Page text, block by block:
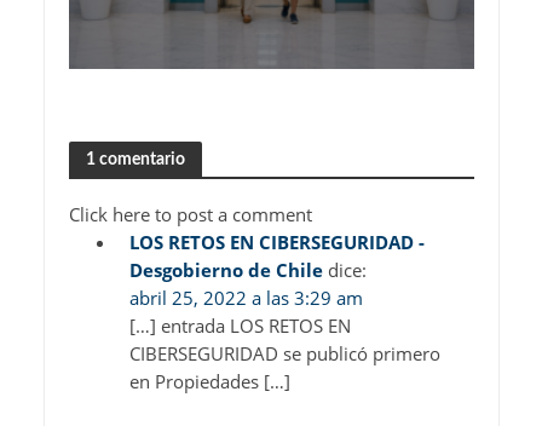
1 comentario
Click here to post a comment
LOS RETOS EN CIBERSEGURIDAD -
Desgobierno de Chile dice:
abril 25, 2022 a las 3:29 am
[…] entrada LOS RETOS EN
CIBERSEGURIDAD se publicó primero
en Propiedades […]